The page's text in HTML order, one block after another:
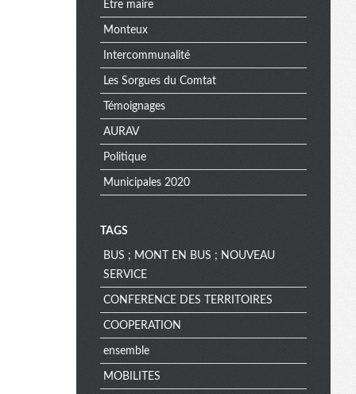
n
u
Être maire
Monteux
Intercommunalité
Les Sorgues du Comtat
Témoignages
AURAV
Politique
Municipales 2020
TAGS
BUS ; MONT EN BUS ; NOUVEAU
SERVICE
CONFERENCE DES TERRITOIRES
COOPERATION
ensemble
MOBILITES